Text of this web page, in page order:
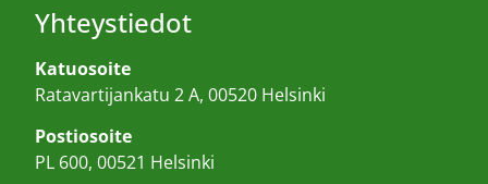
Yhteystiedot
Katuosoite
Ratavartijankatu 2 A, 00520 Helsinki
Postiosoite
PL 600, 00521 Helsinki